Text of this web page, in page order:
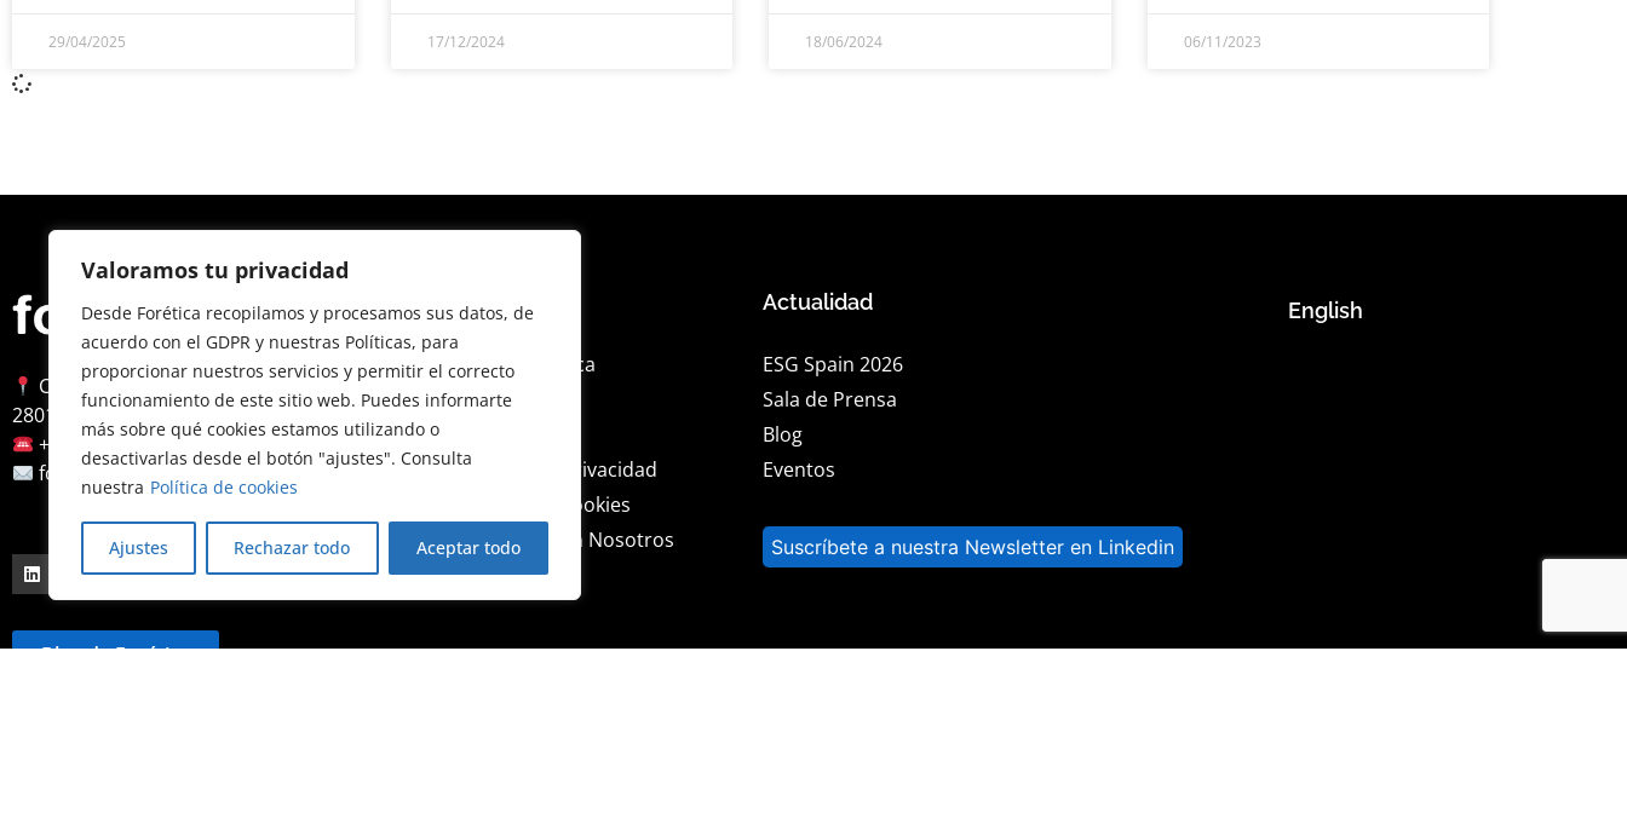
Valoramos tu privacidad
Desde Forética recopilamos y procesamos sus datos, de
acuerdo con el GDPR y nuestras Políticas, para
proporcionar nuestros servicios y permitir el correcto
funcionamiento de este sitio web. Puedes informarte
más sobre qué cookies estamos utilizando o
desactivarlas desde el botón "ajustes". Consulta
nuestra Política de cookies
Ajustes Rechazar todo Aceptar todo
29/04/2025 17/12/2024 18/06/2024 06/11/2023
Calle Almagro, 12, 3ª planta
28010 Madrid
+34 91 522 79 46
foretica@foretica.es
Blog de Forética
Nosotros
Sobre Forética
Accesibilidad
Política de privacidad
Política de cookies
Contacta con Nosotros
Actualidad
ESG Spain 2026
Sala de Prensa
Blog
Eventos
Suscríbete a nuestra Newsletter en Linkedin
English